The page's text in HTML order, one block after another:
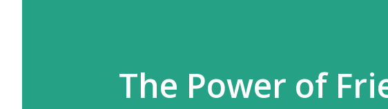
The Power of